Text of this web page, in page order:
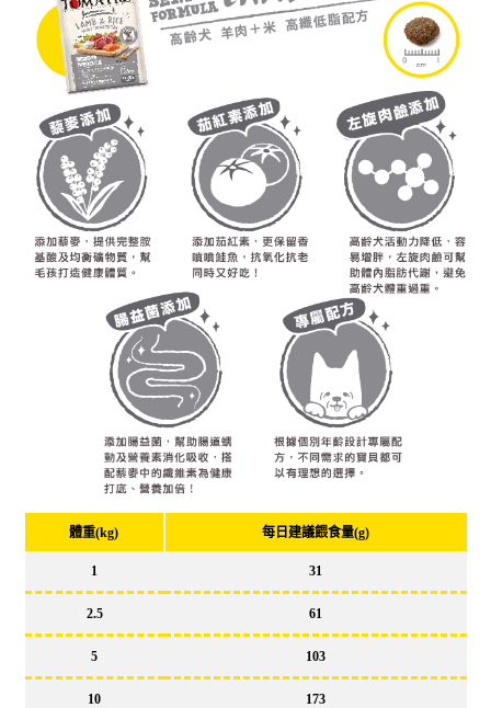
體重(kg) 每日建議餵食量(g)
1 31
2.5 61
5 103
10 173